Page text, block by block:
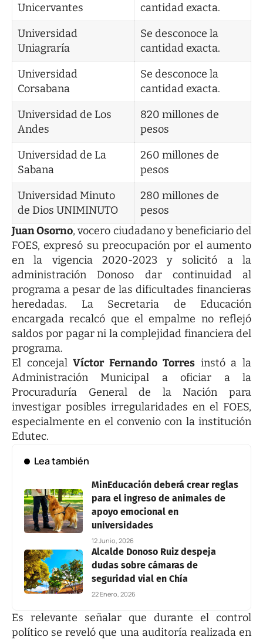
Unicervantes
cantidad exacta.
Universidad
Uniagraría
Se desconoce la
cantidad exacta.
Universidad
Corsabana
Se desconoce la
cantidad exacta.
Universidad de Los
Andes
820 millones de
pesos
Universidad de La
Sabana
260 millones de
pesos
Universidad Minuto
de Dios UNIMINUTO
280 millones de
pesos
Juan Osorno, vocero ciudadano y beneficiario del
FOES, expresó su preocupación por el aumento
en la vigencia 2020-2023 y solicitó a la
administración Donoso dar continuidad al
programa a pesar de las dificultades financieras
heredadas. La Secretaria de Educación
encargada recalcó que el empalme no reflejó
saldos por pagar ni la complejidad financiera del
programa.
El concejalVíctor Fernando Torresinstó a la
Administración Municipal a oficiar a la
Procuraduría General de la Nación para
investigar posibles irregularidades en el FOES,
especialmente en el convenio con la institución
Edutec.
Lea también
MinEducación deberá crear reglas
para el ingreso de animales de
apoyo emocional en
universidades
12 Junio, 2026
Alcalde Donoso Ruiz despeja
dudas sobre cámaras de
seguridad vial en Chía
22 Enero, 2026
Es relevante señalar que durante el control
político se reveló que una auditoría realizada en